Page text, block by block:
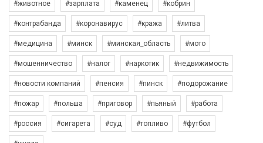
#животное #зарплата #каменец #кобрин
#контрабанда #коронавирус #кража #литва
#медицина #минск #минская_область #мото
#мошенничество #налог #наркотик #недвижимость
#новости компаний #пенсия #пинск #подорожание
#пожар #польша #приговор #пьяный #работа
#россия #сигарета #суд #топливо #футбол